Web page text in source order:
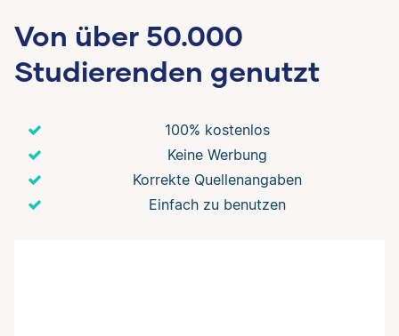
Von über 50.000
Studierenden genutzt
100% kostenlos
Keine Werbung
Korrekte Quellenangaben
Einfach zu benutzen